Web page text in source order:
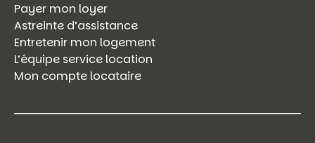
Payer mon loyer
Astreinte d’assistance
Entretenir mon logement
L’équipe service location
Mon compte locataire